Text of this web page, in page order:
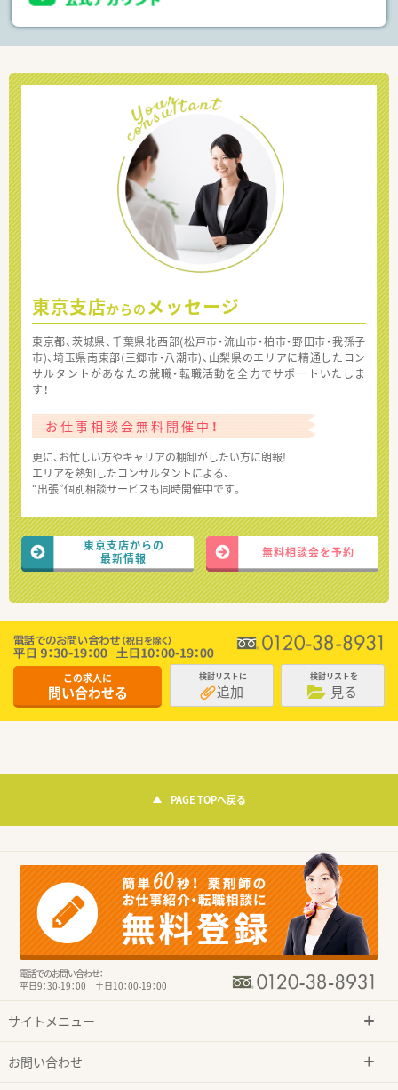
東京支店からの メッセージ
東京都、茨城県、千葉県北西部(松戸市・流山市・柏市・野田市・我孫子
市)、埼玉県南東部(三郷市・八潮市)、山梨県のエリアに精通したコン
サルタントがあなたの就職・転職活動を全力でサポートいたしま
す！
お仕事相談会無料開催中！
更に、お忙しい方やキャリアの棚卸がしたい方に朗報!
エリアを熟知したコンサルタントによる、
“出張”個別相談サービスも同時開催中です。
東京支店からの
最新情報
無料相談会を予約
この求人に
問い合わせる
検討リストに
追加
検討リストを
見る
PAGE TOPへ戻る
電話でのお問い合わせ：
平日9：30-19：00 土日10：00-19：00
サイトメニュー
お問い合わせ